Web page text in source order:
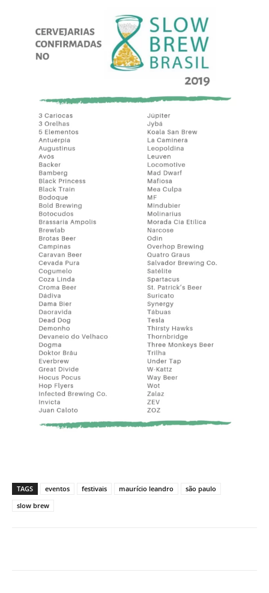
TAGS eventos festivais maurício leandro
são paulo
slow brew